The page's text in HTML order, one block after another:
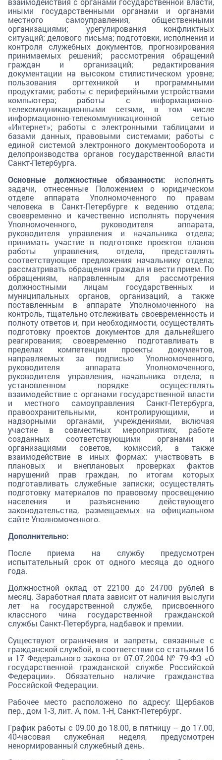
иными государственными органами и органами
местного самоуправления, общественными
организациями; урегулирования конфликтных
ситуаций; делового письма; подготовки, исполнения и
контроля служебных документов, прогнозирования
принимаемых решений; рассмотрения обращений
граждан и организаций; редактирования
документации на высоком стилистическом уровне;
пользования оргтехникой и программными
продуктами; работы с периферийными устройствами
компьютера; работы с информационно-
телекоммуникационными сетями, в том числе
информационно-телекоммуникационной сетью
«Интернет»; работы с электронными таблицами и
базами данных, правовыми системами; работы с
единой системой электронного документооборота и
делопроизводства органов государственной власти
Санкт-Петербурга.
Основные должностные обязанности: исполнять
задачи, отнесенные Положением о юридическом
отделе аппарата Уполномоченного по правам
человека в Санкт-Петербурге к ведению отдела;
своевременно и качественно исполнять поручения
Уполномоченного, руководителя аппарата,
руководителя управления и начальника отдела;
принимать участие в подготовке проектов планов
работы управления, отдела, представлять
соответствующие предложения начальнику отдела;
рассматривать обращения граждан и вести прием. По
обращениям, направленным для рассмотрения
должностными лицам государственных и
муниципальных органов, организаций, а также
поставленным в аппарате Уполномоченного на
контроль, тщательно отслеживать своевременность и
полноту ответов и, при необходимости, осуществлять
подготовку проектов документов для дальнейшего
реагирования; своевременно подготавливать в
пределах компетенции проекты документов,
направляемых за подписью Уполномоченного,
руководителя аппарата Уполномоченного,
руководителя управления, начальника отдела; в
установленном порядке осуществлять
взаимодействие с органами государственной власти
и местного самоуправления Санкт-Петербурга,
правоохранительными, контролирующими, и
надзорными органами, учреждениями, включая
участие в совместных мероприятиях, работе
созданных соответствующими органами и
организациями советов, комиссий, а также
взаимодействие в иных формах; участвовать в
плановых и внеплановых проверках фактов
нарушений прав граждан, по итогам которых
подготавливать служебные записки; осуществлять
подготовку материалов по правовому просвещению
населения и разъяснению действующего
законодательства, размещаемых на официальном
сайте Уполномоченного.
Дополнительно:
После приема на службу предусмотрен
испытательный срок от одного месяца до одного
года.
Должностной оклад от 22100 до 24700 рублей в
месяц. Заработная плата зависит от наличия выслуги
лет на государственной службе, присвоенного
классного чина государственной гражданской
службы Санкт-Петербурга, надбавок и премии.
Существуют ограничения и запреты, связанные с
гражданской службой, в соответствии со статьями 16
и 17 Федерального закона от 07.07.2004 № 79-ФЗ «О
государственной гражданской службе Российской
Федерации». Обязательно наличие гражданства
Российской Федерации.
Рабочее место расположено по адресу: Щербаков
пер., дом 1-3, лит. А, пом. 1-Н, Санкт-Петербург.
График работы с 09.00 до 18.00, в пятницу – до 17.00,
40-часовая служебная неделя, предусмотрен
ненормированный служебный день.